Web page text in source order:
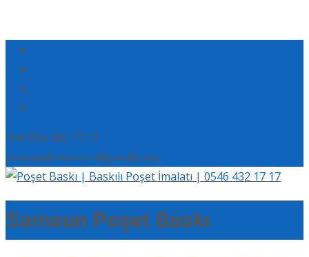
+90 554 165 17 17
eserbaskimerkezi@gmail.com
Samsun Poşet Baskı